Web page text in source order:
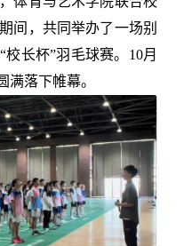
间，共同举办了一场别
长杯”羽毛球赛。10月
满落下帷幕。